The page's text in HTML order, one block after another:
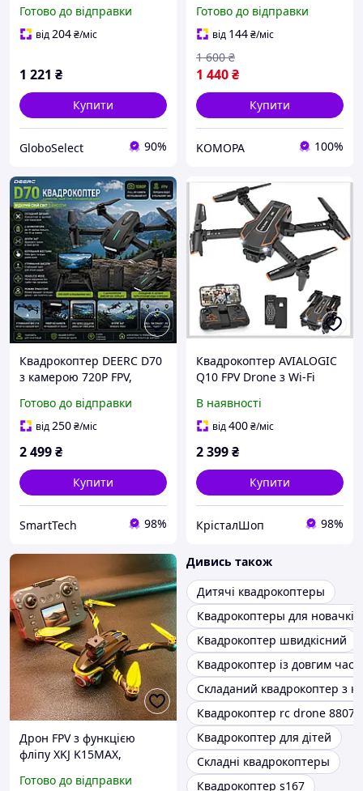
вай-камерою для
спостереження
Готово до відправки
від204₴/міс
1 221 ₴
Купити
GloboSelect 90%
уникненням перешкод,
Headless режимом, 3D
фліп, 2 акумулятори
Готово до відправки
від 144₴/міс
1 440₴
1 600 ₴
Купити
KOMOPA 100%
Квадрокоптер DEERC D70
з камерою 720P FPV,
жести, фліпи 360°
Готово до відправки
від250₴/міс
2 499₴
Купити
SmartTech 98%
Квадрокоптер AVIALOGIC
Q10 FPV Drone з Wi-Fi
3D фліпи
В наявності
від400₴/міс
2 399₴
Купити
КрісталШоп 98%
Дрон FPV з функцією
фліпу XKJ K15MAX,
квадрокоптер з екраном,
Готово до відправки
Дивись також
Дитячі квадрокоптеры
Квадрокоптеры для новачків
Квадрокоптер швидкісний
Квадрокоптер із довгим
Складаний квадрокоптер з
Квадрокоптер rc drone 8807
Квадрокоптер для дітей
Складні квадрокоптеры
Квадрокоптер s167